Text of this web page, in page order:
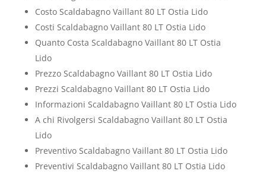
Costo Scaldabagno Vaillant 80 LT Ostia Lido
Costi Scaldabagno Vaillant 80 LT Ostia Lido
Quanto Costa Scaldabagno Vaillant 80 LT Ostia
Lido
Prezzo Scaldabagno Vaillant 80 LT Ostia Lido
Prezzi Scaldabagno Vaillant 80 LT Ostia Lido
Informazioni Scaldabagno Vaillant 80 LT Ostia Lido
A chi Rivolgersi Scaldabagno Vaillant 80 LT Ostia
Lido
Preventivo Scaldabagno Vaillant 80 LT Ostia Lido
Preventivi Scaldabagno Vaillant 80 LT Ostia Lido